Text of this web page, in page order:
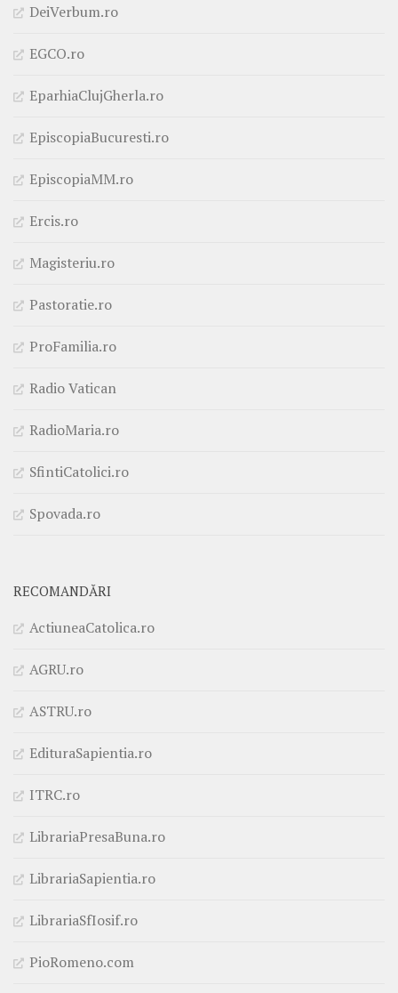
DeiVerbum.ro
EGCO.ro
EparhiaClujGherla.ro
EpiscopiaBucuresti.ro
EpiscopiaMM.ro
Ercis.ro
Magisteriu.ro
Pastoratie.ro
ProFamilia.ro
Radio Vatican
RadioMaria.ro
SfintiCatolici.ro
Spovada.ro
RECOMANDĂRI
ActiuneaCatolica.ro
AGRU.ro
ASTRU.ro
EdituraSapientia.ro
ITRC.ro
LibrariaPresaBuna.ro
LibrariaSapientia.ro
LibrariaSfIosif.ro
PioRomeno.com